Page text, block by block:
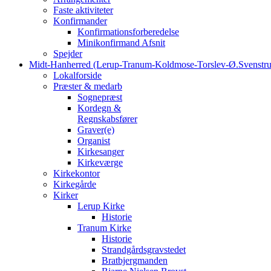
Faste aktiviteter
Konfirmander
Konfirmationsforberedelse
Minikonfirmand Afsnit
Spejder
Midt-Hanherred (Lerup-Tranum-Koldmose-Torslev-
Lokalforside
Præster & medarb
Sognepræst
Kordegn &
Regnskabsfører
Graver(e)
Organist
Kirkesanger
Kirkeværge
Kirkekontor
Kirkegårde
Kirker
Lerup Kirke
Historie
Tranum Kirke
Historie
Strandgårdsgravstedet
Bratbjergmanden